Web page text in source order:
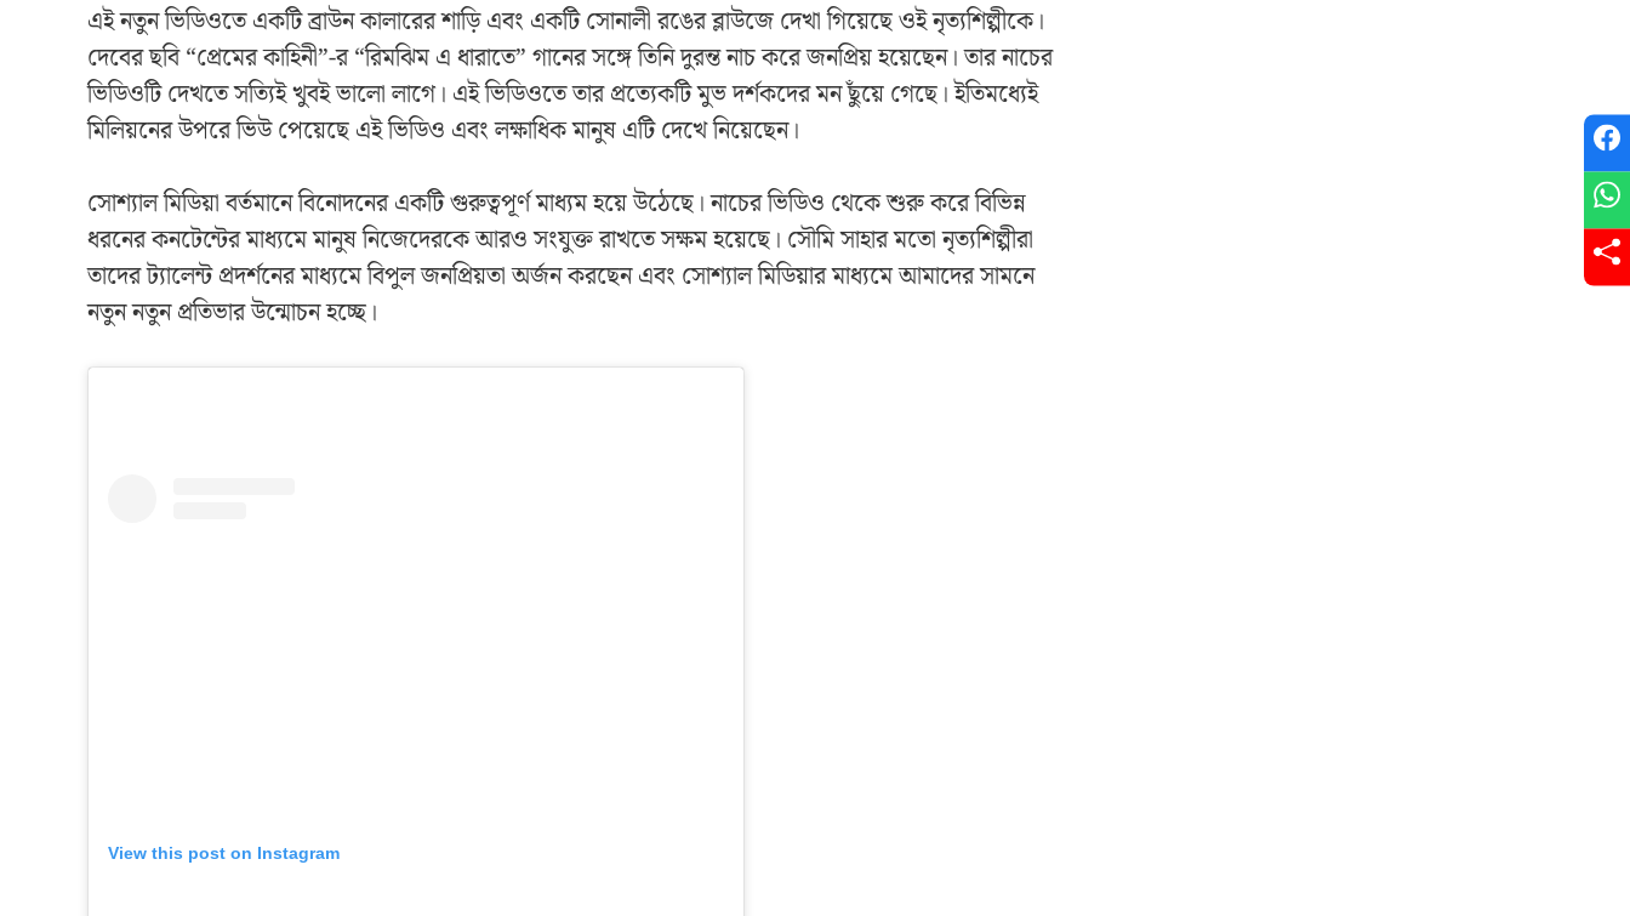
এই নতুন ভিডিওতে একটি ব্রাউন কালারের শাড়ি এবং একটি সোনালী রঙের ব্লাউজে দেখা গিয়েছে ওই নৃত্যশিল্পীকে।
দেবের ছবি “প্রেমের কাহিনী”-র “রিমঝিম এ ধারাতে” গানের সঙ্গে তিনি দুরন্ত নাচ করে জনপ্রিয় হয়েছেন। তার নাচের
ভিডিওটি দেখতে সত্যিই খুবই ভালো লাগে। এই ভিডিওতে তার প্রত্যেকটি মুভ দর্শকদের মন ছুঁয়ে গেছে। ইতিমধ্যেই
মিলিয়নের উপরে ভিউ পেয়েছে এই ভিডিও এবং লক্ষাধিক মানুষ এটি দেখে নিয়েছেন।
সোশ্যাল মিডিয়া বর্তমানে বিনোদনের একটি গুরুত্বপূর্ণ মাধ্যম হয়ে উঠেছে। নাচের ভিডিও থেকে শুরু করে বিভিন্ন
ধরনের কনটেন্টের মাধ্যমে মানুষ নিজেদেরকে আরও সংযুক্ত রাখতে সক্ষম হয়েছে। সৌমি সাহার মতো নৃত্যশিল্পীরা
তাদের ট্যালেন্ট প্রদর্শনের মাধ্যমে বিপুল জনপ্রিয়তা অর্জন করছেন এবং সোশ্যাল মিডিয়ার মাধ্যমে আমাদের সামনে
নতুন নতুন প্রতিভার উন্মোচন হচ্ছে।
View this post on Instagram